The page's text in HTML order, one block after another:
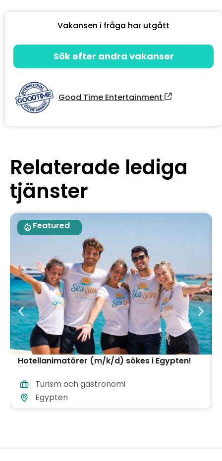
Vakansen i fråga har utgått
Sök efter andra vakanser
Good Time Entertainment
Relaterade lediga
tjänster
Featured
Hotellanimatörer (m/k/d) sökes i Egypten!
Turism och gastronomi
Egypten